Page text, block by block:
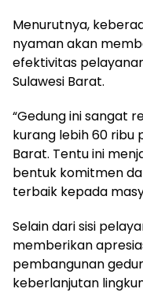
Menurutnya,
nyaman akan
efektivitas
Sulawesi Barat.
“Gedung ini sangat
kurang lebih 60 ribu
Barat. Tentu ini
bentuk komitmen
terbaik kepada
Selain dari sisi
memberikan
pembangunan
keberlanjutan